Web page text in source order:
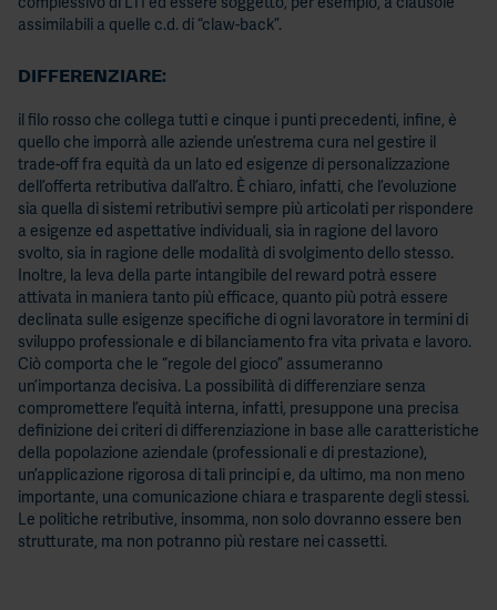
assimilabili a quelle c.d. di “claw-back”.
DIFFERENZIARE:
il filo rosso che collega tutti e cinque i punti precedenti, infine, è
quello che imporrà alle aziende un’estrema cura nel gestire il
trade-off fra equità da un lato ed esigenze di personalizzazione
dell’offerta retributiva dall’altro. È chiaro, infatti, che l’evoluzione
sia quella di sistemi retributivi sempre più articolati per rispondere
a esigenze ed aspettative individuali, sia in ragione del lavoro
svolto, sia in ragione delle modalità di svolgimento dello stesso.
Inoltre, la leva della parte intangibile del reward potrà essere
attivata in maniera tanto più efficace, quanto più potrà essere
declinata sulle esigenze specifiche di ogni lavoratore in termini di
sviluppo professionale e di bilanciamento fra vita privata e lavoro.
Ciò comporta che le “regole del gioco” assumeranno
un’importanza decisiva. La possibilità di differenziare senza
compromettere l’equità interna, infatti, presuppone una precisa
definizione dei criteri di differenziazione in base alle caratteristiche
della popolazione aziendale (professionali e di prestazione),
un’applicazione rigorosa di tali principi e, da ultimo, ma non meno
importante, una comunicazione chiara e trasparente degli stessi.
Le politiche retributive, insomma, non solo dovranno essere ben
strutturate, ma non potranno più restare nei cassetti.